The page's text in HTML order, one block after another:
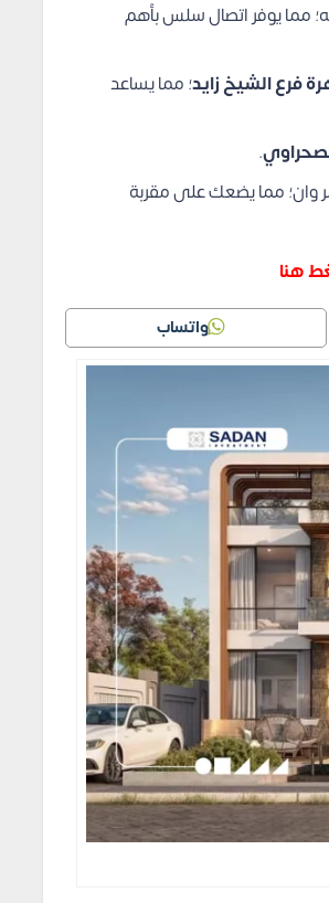
3 دقائق عنه؛ مما يوفر اتصال سلس بأهم
فرع الشيخ زايد؛ مما يساعد
.
وان؛ مما يضعك على مقربة
هنا
واتساب